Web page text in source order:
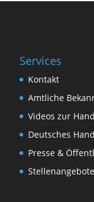
Services
Kontakt
Amtliche
Videos zur
Deutsches
Presse &
Stellenangebote